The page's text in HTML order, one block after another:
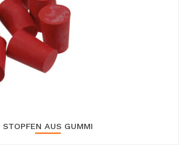
STOPFEN AUS GUMMI